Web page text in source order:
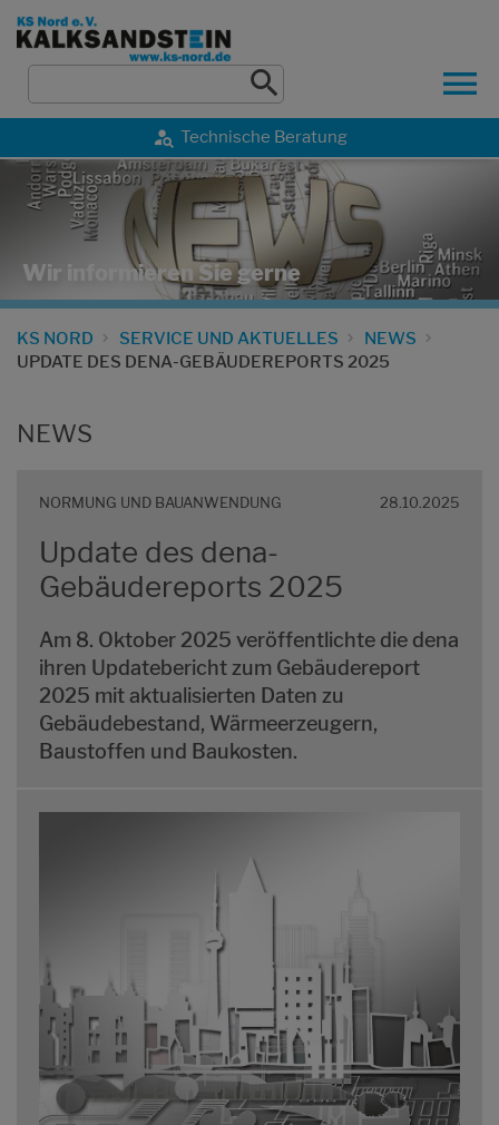
Technische Beratung
Wir informieren Sie gerne
KS NORD SERVICE UND AKTUELLES
NEWS
UPDATE DES DENA-GEBÄUDEREPORTS 2025
NEWS
NORMUNG UND BAUANWENDUNG 28.10.2025
Update des dena-
Gebäudereports 2025
Am 8. Oktober 2025 veröffentlichte die dena
ihren Updatebericht zum Gebäudereport
2025 mit aktualisierten Daten zu
Gebäudebestand, Wärmeerzeugern,
Baustoffen und Baukosten.